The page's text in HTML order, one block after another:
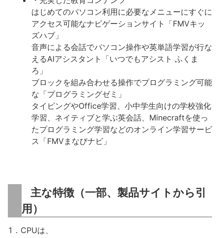
はじめてのパソコン利用に必要なメニューにすぐに
アクセス可能なナビゲーションサイト「FMVキッ
ズハブ」
音声による会話でパソコン操作や英単語学習が行な
えるAIアシスタント「いつでもアシスト ふくま
ろ」
ブロックを組み合わせる操作でプログラミング可能
な「プログラミングゼミ」
タイピングやOffice学習、小中学生向けの学校強化
学習、ネイティブと学ぶ英会話、Minecraftを使っ
たプログラミング学習などのオンライン学習サービ
ス「FMVまなびナビ」
主な特徴（一部、製品サイトから引
用）
1．CPUは、